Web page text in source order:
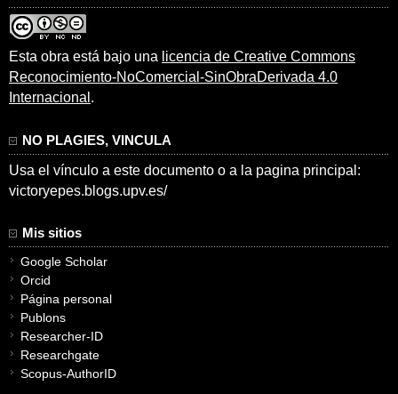
Esta obra está bajo una licencia de Creative Commons
Reconocimiento-NoComercial-SinObraDerivada 4.0
Internacional .
NO PLAGIES, VINCULA
Usa el vínculo a este documento o a la pagina principal:
victoryepes.blogs.upv.es/
Mis sitios
Google Scholar
Orcid
Página personal
Publons
Researcher-ID
Researchgate
Scopus-AuthorID